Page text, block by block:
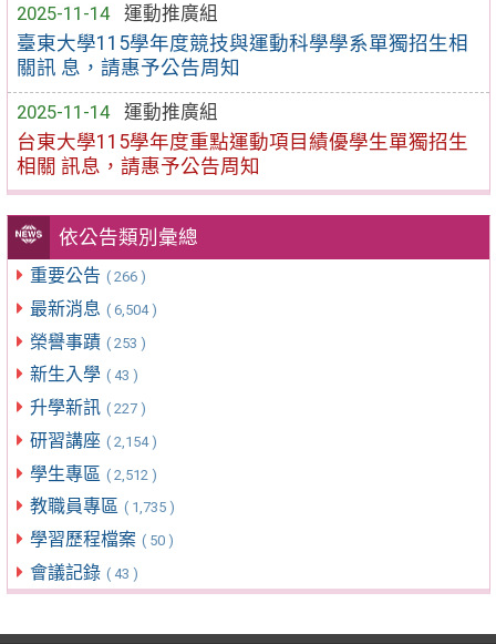
2025-11-14
運動推廣組
臺東大學115學年度競技與運動科學學系單獨招生相
關訊 息，請惠予公告周知
2025-11-14
運動推廣組
台東大學115學年度重點運動項目績優學生單獨招生
相關 訊息，請惠予公告周知
依公告類別彙總
重要公告 ( 266 )
最新消息 ( 6,504 )
榮譽事蹟 ( 253 )
新生入學 ( 43 )
升學新訊 ( 227 )
研習講座 ( 2,154 )
學生專區 ( 2,512 )
教職員專區 ( 1,735 )
學習歷程檔案 ( 50 )
會議記錄 ( 43 )